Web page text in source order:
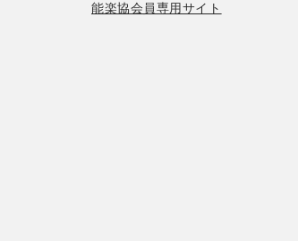
能楽協会員専用サイト